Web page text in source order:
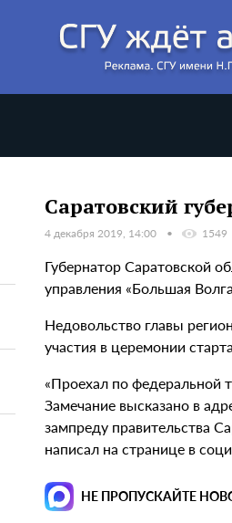
Саратовский
4 декабря 2019, 14:00 1549
Губернатор Саратовской
управления «Большая
Недовольство главы
участия в церемонии
«Проехал по федеральной
Замечание высказано в
зампреду правительства
написал на странице в
НЕ ПРОПУСКАЙТЕ